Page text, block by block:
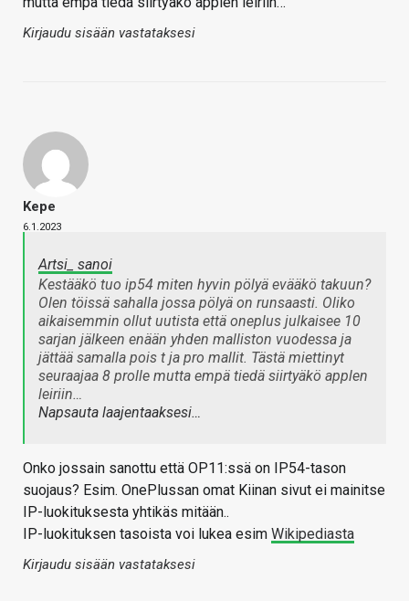
Kirjaudu sisään vastataksesi
Kepe
6.1.2023
Artsi_ sanoi
Kestääkö tuo ip54 miten hyvin pölyä evääkö takuun?
Olen töissä sahalla jossa pölyä on runsaasti. Oliko
aikaisemmin ollut uutista että oneplus julkaisee 10
sarjan jälkeen enään yhden malliston vuodessa ja
jättää samalla pois t ja pro mallit. Tästä miettinyt
seuraajaa 8 prolle mutta empä tiedä siirtyäkö applen
leiriin…
Napsauta laajentaaksesi…
Onko jossain sanottu että OP11:ssä on IP54-tason
suojaus? Esim. OnePlussan omat Kiinan sivut ei mainitse
IP-luokituksesta yhtikäs mitään..
IP-luokituksen tasoista voi lukea esim Wikipediasta
Kirjaudu sisään vastataksesi